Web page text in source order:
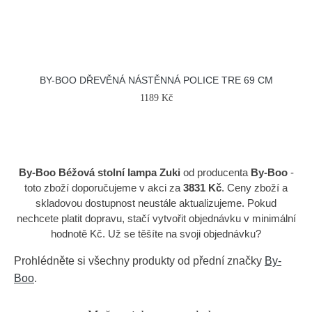
BY-BOO DŘEVĚNÁ NÁSTĚNNÁ POLICE TRE 69 CM
1189 Kč
By-Boo Béžová stolní lampa Zuki od producentaBy-Boo-
toto zboží doporučujeme v akci za 3831 Kč. Ceny zboží a
skladovou dostupnost neustále aktualizujeme. Pokud
nechcete platit dopravu, stačí vytvořit objednávku v minimální
hodnotě Kč. Už se těšíte na svoji objednávku?
Prohlédněte si všechny produkty od přední značky By-
Boo.